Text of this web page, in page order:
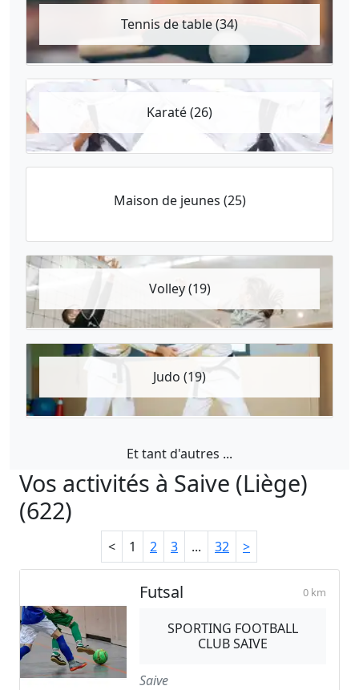
Tennis de table (34)
Karaté (26)
Maison de jeunes (25)
Volley (19)
Judo (19)
Et tant d'autres ...
Vos activités à Saive (Liège)
(622)
< 1 2 3 ... 32 >
Futsal 0 km
SPORTING FOOTBALL
CLUB SAIVE
Saive